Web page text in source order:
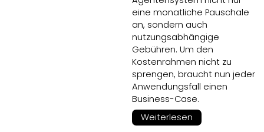
eine monatliche Pauschale
an, sondern auch
nutzungsabhängige
Gebühren. Um den
Kostenrahmen nicht zu
sprengen, braucht nun jeder
Anwendungsfall einen
Business-Case.
Weiterlesen